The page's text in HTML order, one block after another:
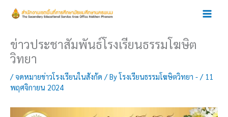
ข่าวประชาสัมพันธ์โรงเรียนธรรมโฆษิต
วิทยา
/จดหมายข่าวโรงเรียนในสังกัด / Byโรงเรียนธรรมโฆษิตวิทยา - / 11
พฤศจิกายน 2024